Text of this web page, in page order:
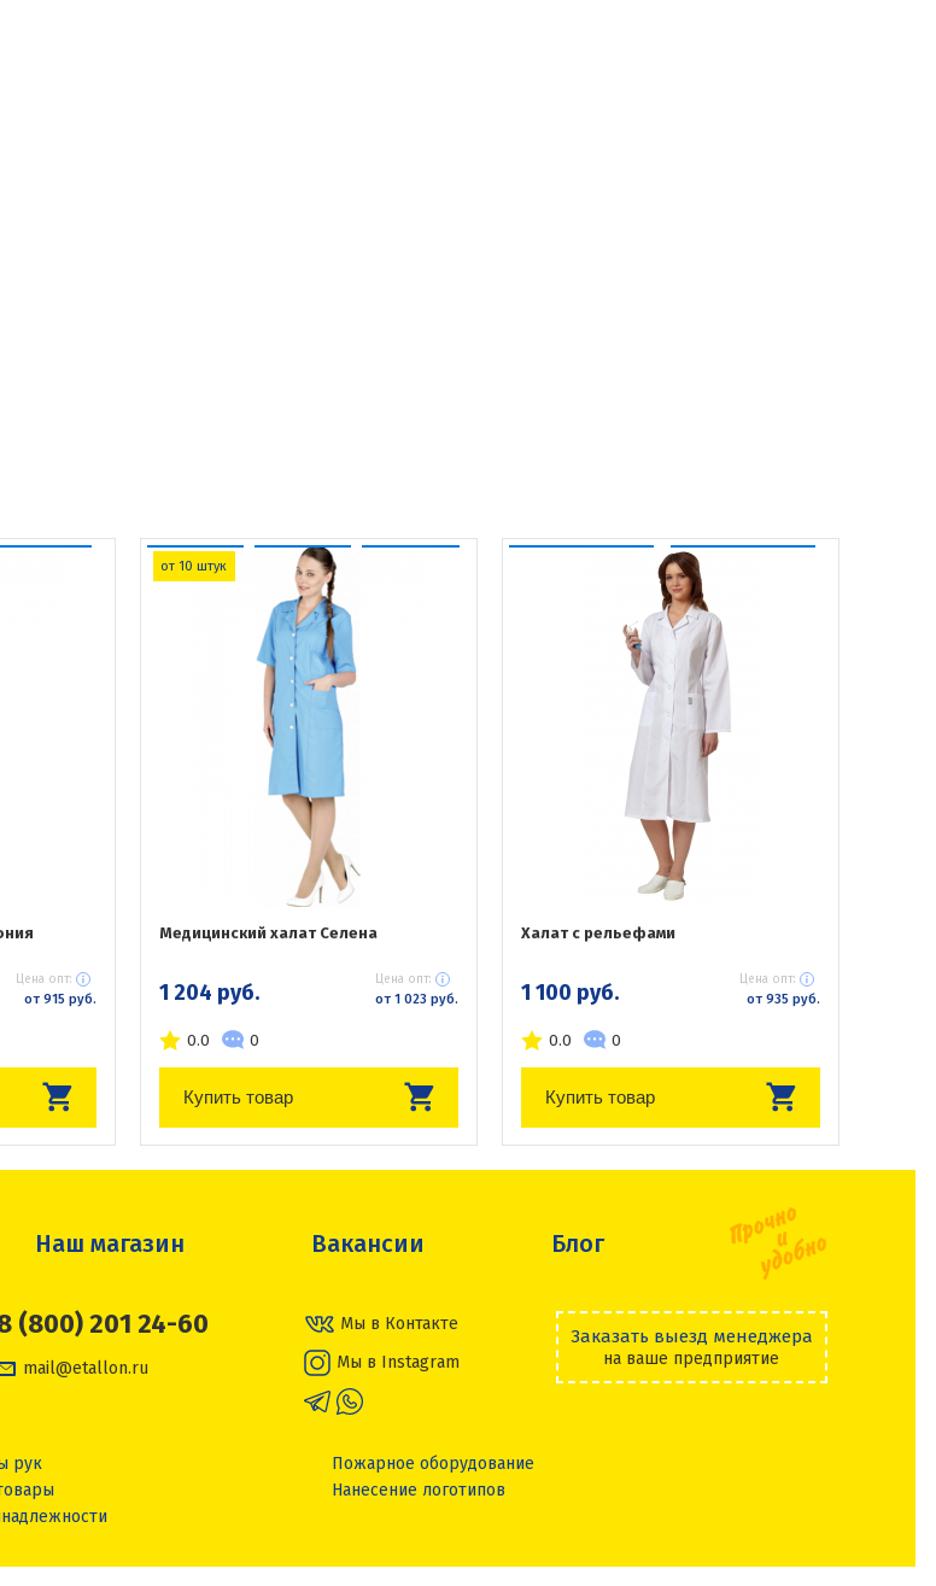
Цена опт:
от 915 руб.
от 10 штук
Медицинский халат Селена
1 204 руб. Цена опт:
от 1 023 руб.
0.0 0
Купить товар
Халат с рельефами
1 100 руб. Цена опт:
от 935 руб.
0.0 0
Купить товар
Наш магазин Вакансии Блог
(800) 201 24-60
mail@etallon.ru
Мы в Контакте
Мы в Instagram
Заказать выезд менеджера
на ваше предприятие
рук
Пожарное оборудование
Нанесение логотипов